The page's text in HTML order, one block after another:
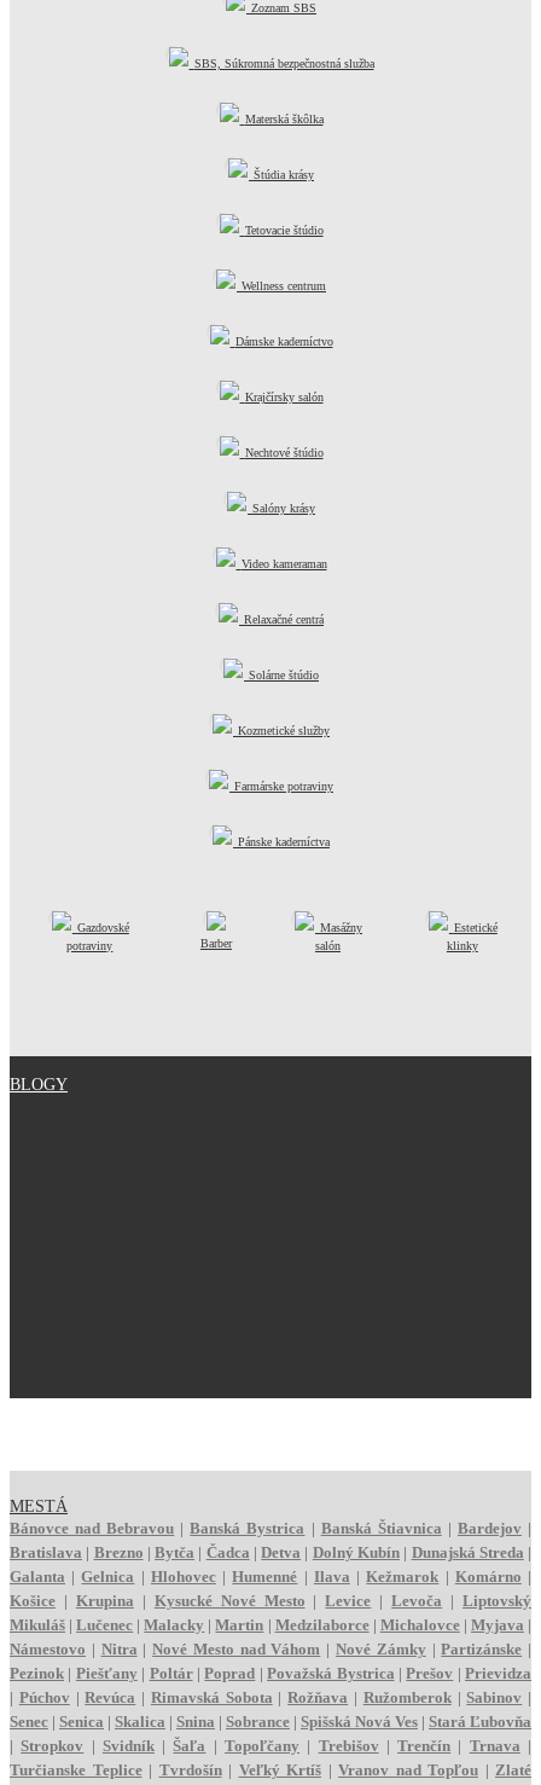
Zoznam SBS
SBS, Súkromná bezpečnostná služba
Materská škôlka
Štúdia krásy
Tetovacie štúdio
Wellness centrum
Dámske kaderníctvo
Krajčírsky salón
Nechtové štúdio
Salóny krásy
Video kameraman
Relaxačné centrá
Solárne štúdio
Kozmetické služby
Farmárske potraviny
Pánske kaderníctva
Gazdovské
potraviny
Barber
Masážny
salón
Estetické
klinky
BLOGY
MESTÁ
Bánovce nad Bebravou |Banská Bystrica | Banská Štiavnica | Bardejov|
Bratislava | Brezno |Bytča | Čadca |Detva | Dolný Kubín | Dunajská Streda |
Galanta |Gelnica | Hlohovec|Humenné | Ilava |Kežmarok | Komárno |
Košice | Krupina | Kysucké Nové Mesto |Levice |Levoča |Liptovský
Mikuláš |Lučenec |Malacky |Martin | Medzilaborce| Michalovce| Myjava |
Námestovo | Nitra |Nové Mesto nad Váhom | Nové Zámky |Partizánske |
Pezinok | Piešťany | Poltár|Poprad |Považská Bystrica |Prešov |Prievidza
| Púchov|Revúca | Rimavská Sobota |Rožňava | Ružomberok|Sabinov |
Senec | Senica | Skalica | Snina | Sobrance | Spišská Nová Ves | Stará Ľubovňa
|Stropkov | Svidník|Šaľa |Topoľčany | Trebišov|Trenčín | Trnava |
Turčianske Teplice| Tvrdošín| Veľký Krtíš | Vranov nad Topľou | Zlaté